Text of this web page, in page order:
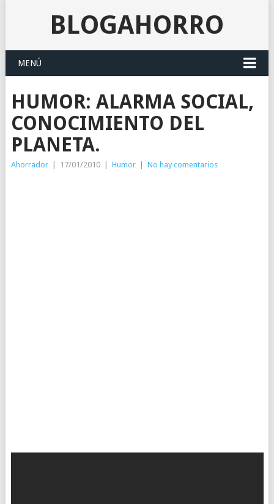
BLOGAHORRO
MENÚ
HUMOR: ALARMA SOCIAL,
CONOCIMIENTO DEL
PLANETA.
Ahorrador 17/01/2010 Humor No hay comentarios